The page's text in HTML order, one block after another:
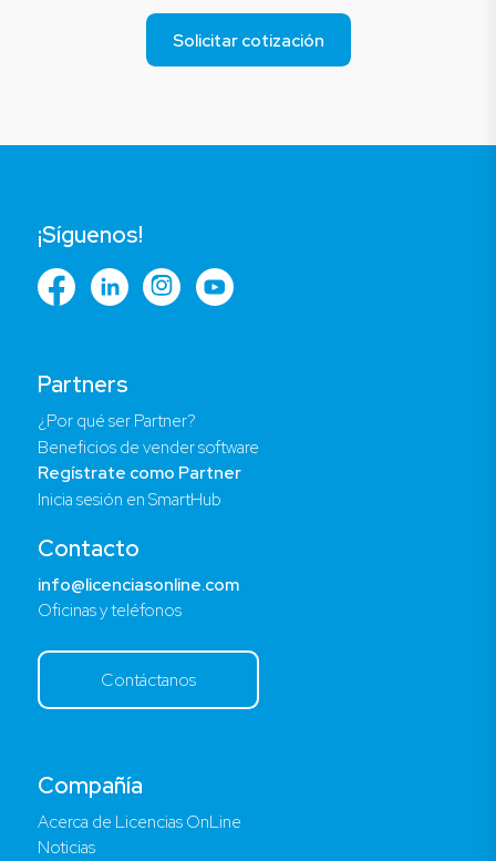
Solicitar cotización
Compañía
Acerca de Licencias OnLine
Noticias
Partners
¿Por qué ser Partner?
Beneficios de vender software
Regístrate como Partner
Inicia sesión en SmartHub
Contacto
info@licenciasonline.com
Oficinas y teléfonos
Contáctanos
¡Síguenos!